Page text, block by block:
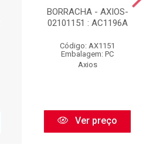
BORRACHA - AXIOS-
02101151 : AC1196A
Código: AX1151
Embalagem: PC
Axios
Ver preço